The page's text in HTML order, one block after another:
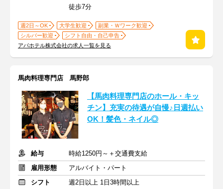
徒歩7分
週2日～OK 大学生歓迎
副業・Ｗワーク歓迎
シルバー歓迎
シフト自由・自己申告
アパホテル株式会社の求人一覧を見る
馬肉料理専門店 馬野郎
【馬肉料理専門店のホール・キッ
チン】充実の待遇が自慢♪日週払い
OK！髪色・ネイル◎
給与
時給1250円～＋交通費支給
雇用形態
アルバイト・パート
シフト
週2日以上 1日3時間以上